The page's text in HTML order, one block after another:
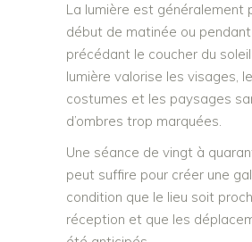
La lumière est généralement
début de matinée ou pendant
précédant le coucher du
lumière valorise les visages,
costumes et les paysages
d’ombres trop marquées.
Une séance de vingt à
peut suffire pour créer une
condition que le lieu soit
réception et que les